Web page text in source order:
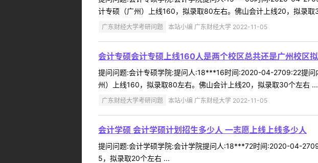
计专硕（广州）上线160，拟录取80左右。佛山会计上线20，拟录取
广东财经大学考研问题 本站小编 广东财经大学 2022-11-05
会计专硕会计专硕上线160人是两个校区总共还是广州校区
提问问题:会计专硕学院:提问人:18***16时间:2020-04-2709:22提问
州）上线160，拟录取80左右。佛山会计上线20，拟录取30个左右 ...
广东财经大学考研问题 本站小编 广东财经大学 2022-11-05
会计学硕 会计学硕计划招生多少人 一志愿上线上线多少人
提问问题:会计学硕学院:会计学院提问人:18***72时间:2020-04-
5，拟录取20个左右 ...